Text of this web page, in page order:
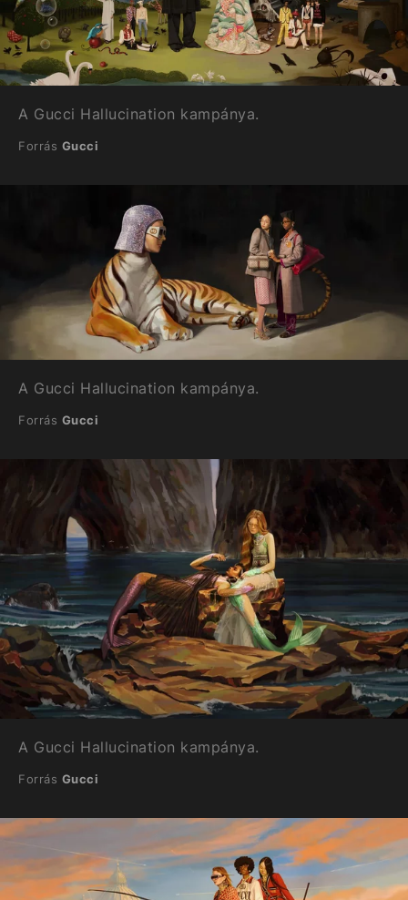
A Gucci Hallucination kampánya.
Forrás Gucci
A Gucci Hallucination kampánya.
Forrás Gucci
A Gucci Hallucination kampánya.
Forrás Gucci